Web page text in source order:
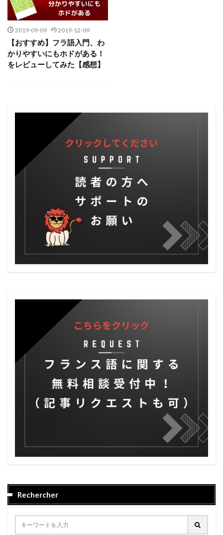
2019-09-09 2019-12-09
【おすすめ】フラ語入門、わ
かりやすいにもホドがある！
をレビューしてみた【感想】
Rechercher